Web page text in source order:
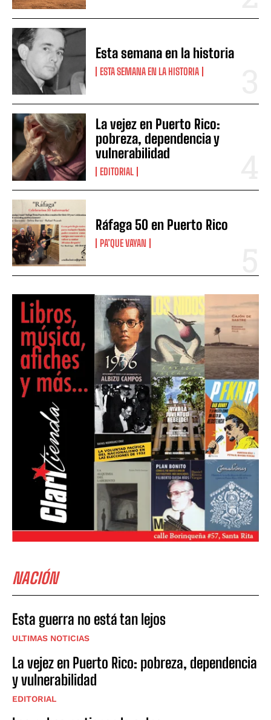
Esta semana en la historia
ESTA SEMANA EN LA HISTORIA
La vejez en Puerto Rico:
pobreza, dependencia y
vulnerabilidad
EDITORIAL
Ráfaga 50 en Puerto Rico
PA’QUE VAYAN
NACIÓN
Esta guerra no está tan lejos
ULTIMAS NOTICIAS
La vejez en Puerto Rico: pobreza, dependencia
y vulnerabilidad
EDITORIAL